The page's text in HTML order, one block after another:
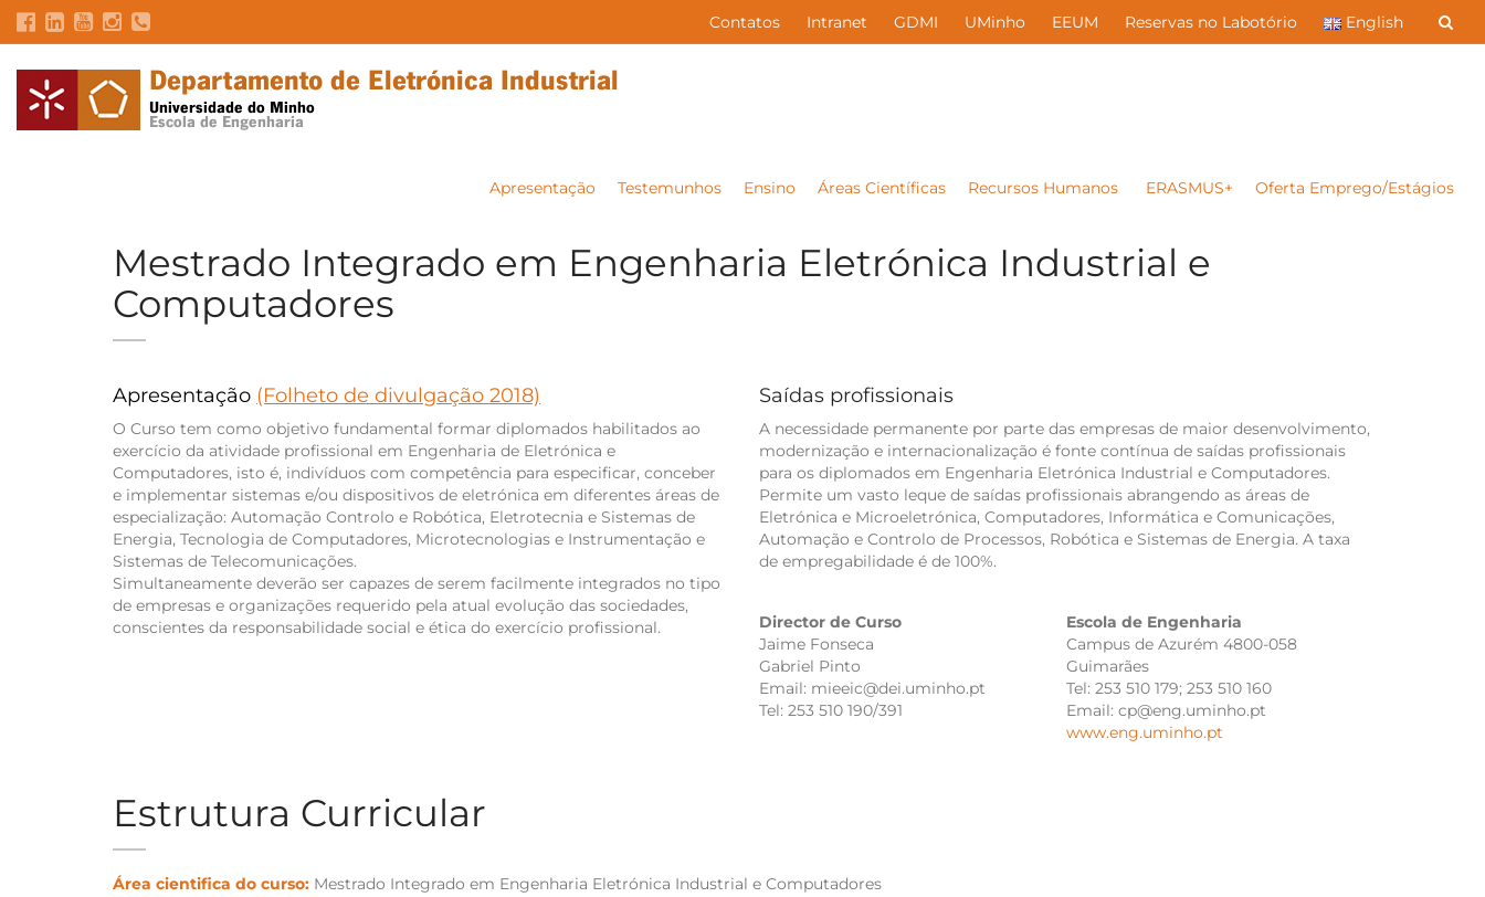
Contatos Intranet GDMI UMinho EEUM Reservas no Labotório English
Apresentação Testemunhos Ensino Áreas Científicas Recursos Humanos ERASMUS+ Oferta Emprego/Estágios
Mestrado Integrado em Engenharia Eletrónica Industrial e
Computadores
Apresentação (Folheto de divulgação 2018)
O Curso tem como objetivo fundamental formar diplomados habilitados ao
exercício da atividade profissional em Engenharia de Eletrónica e
Computadores, isto é, indivíduos com competência para especificar, conceber
e implementar sistemas e/ou dispositivos de eletrónica em diferentes áreas de
especialização: Automação Controlo e Robótica, Eletrotecnia e Sistemas de
Energia, Tecnologia de Computadores, Microtecnologias e Instrumentação e
Sistemas de Telecomunicações.
Simultaneamente deverão ser capazes de serem facilmente integrados no tipo
de empresas e organizações requerido pela atual evolução das sociedades,
conscientes da responsabilidade social e ética do exercício profissional.
Saídas profissionais
A necessidade permanente por parte das empresas de maior desenvolvimento,
modernização e internacionalização é fonte contínua de saídas profissionais
para os diplomados em Engenharia Eletrónica Industrial e Computadores.
Permite um vasto leque de saídas profissionais abrangendo as áreas de
Eletrónica e Microeletrónica, Computadores, Informática e Comunicações,
Automação e Controlo de Processos, Robótica e Sistemas de Energia. A taxa
de empregabilidade é de 100%.
Director de Curso
Jaime Fonseca
Gabriel Pinto
Email: mieeic@dei.uminho.pt
Tel: 253 510 190/391
Escola de Engenharia
Campus de Azurém 4800-058
Guimarães
Tel: 253 510 179; 253 510 160
Email: cp@eng.uminho.pt
www.eng.uminho.pt
Estrutura Curricular
Área cientifica do curso: Mestrado Integrado em Engenharia Eletrónica Industrial e Computadores